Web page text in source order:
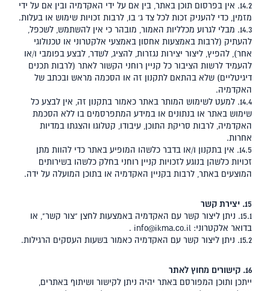
14.2. אין בפרסום תוכן באתר, בין אם על ידי האקדמיה ובין אם על ידי
מזמין, כדי להעניק זכות לכל צד ג' בו, לרבות זכויות שימוש או בעלות.
14.3. מבלי לגרוע מכלליות האמור, מובהר כי אין להשתמש, לשכפל,
להעתיק (לרבות באמצעות אחסון באמצעי אלקטרוני או טכנולוגי
אחר), להפיץ, ליצור יצירות נגזרות, להציג, לשדר, לבצע בפומבי ו/או
להעמיד לרשות הציבור כל קניין רוחני הקשור לאתר (לרבות תכנים
דיגיטליים) שלא בהתאם לתקנון זה או הסכמה מראש ובכתב של
האקדמיה.
14.4. למעט לשימוש המותר באתר כאמור בתקנון זה, אין לבצע כל
שימוש באתר או בנתונים או במידע המתפרסמים בו ללא הסכמת
האקדמיה, לרבות סריקת התוכן, עיבודו, קטלוגו והצגתו במדיות
אחרות.
14.5. אין בתקנון ו/או בדבר כלשהו המופיע באתר כדי להוות מתן
זכויות כלשהן בנוגע לזכויות קניין רוחני בחלק כלשהו בשירותים
המוצעים באתר, לרבות בקניין האקדמיה או בתוכן המועלה על ידה.
15. יצירת קשר
15.1. ניתן ליצור קשר עם האקדמיה באמצעות לחצן "צור קשר", או
בדואר אלקטרוני: info@ikma.co.il
.
15.2. ניתן ליצור קשר עם האקדמיה כאמור בשעות העסקים הרגילות.
16. קישורים מחוץ לאתר
ייתכן ותוכן המפורסם באתר יהיה ניתן לקישור ושיתוף באתרים,